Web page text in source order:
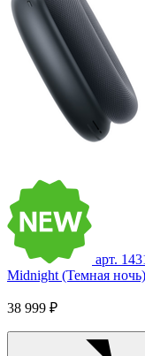
арт.
Midnight (Темная
38 999 ₽